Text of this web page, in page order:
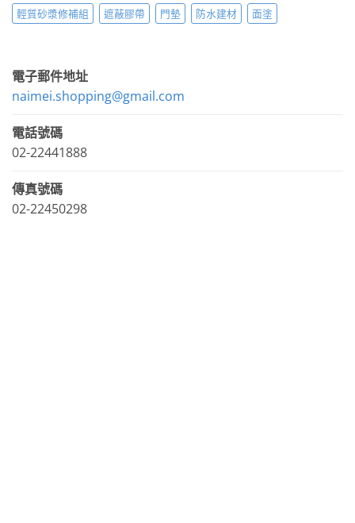
輕質砂漿修補組
遮蔽膠帶 門墊 防水建材 面塗
電子郵件地址
naimei.shopping@gmail.com
電話號碼
02-22441888
傳真號碼
02-22450298